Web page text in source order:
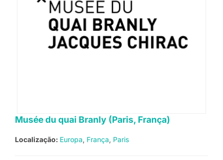
Musée du quai Branly (Paris, França)
Localização: Europa França Paris